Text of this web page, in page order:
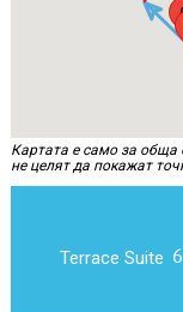
Картата е само за обща
не целят да покажат
Terrace Suite